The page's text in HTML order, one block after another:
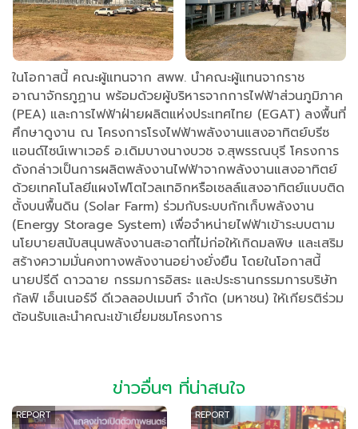
ในโอกาสนี้ คณะผู้แทนจาก สพพ. นำคณะผู้แทนจากราช
อาณาจักรภูฏาน พร้อมด้วยผู้บริหารจากการไฟฟ้าส่วนภูมิภาค
(PEA) และการไฟฟ้าฝ่ายผลิตแห่งประเทศไทย (EGAT) ลงพื้นที่
ศึกษาดูงาน ณ โครงการโรงไฟฟ้าพลังงานแสงอาทิตย์บรีซ
แอนด์ไซน์เพาเวอร์ อ.เดิมบางนางบวช จ.สุพรรณบุรี โครงการ
ดังกล่าวเป็นการผลิตพลังงานไฟฟ้าจากพลังงานแสงอาทิตย์
ด้วยเทคโนโลยีแผงโฟโตไวลเทอิกหรือเซลล์แสงอาทิตย์แบบติด
ตั้งบนพื้นดิน (Solar Farm) ร่วมกับระบบกักเก็บพลังงาน
(Energy Storage System) เพื่อจำหน่ายไฟฟ้าเข้าระบบตาม
นโยบายสนับสนุนพลังงานสะอาดที่ไม่ก่อให้เกิดมลพิษ และเสริม
สร้างความมั่นคงทางพลังงานอย่างยั่งยืน โดยในโอกาสนี้
นายปรีดี ดาวฉาย กรรมการอิสระ และประธานกรรมการบริษัท
กัลฟ์ เอ็นเนอร์จี ดีเวลลอปเมนท์ จำกัด (มหาชน) ให้เกียรติร่วม
ต้อนรับและนำคณะเข้าเยี่ยมชมโครงการ
ข่าวอื่นๆ ที่น่าสนใจ
REPORT REPORT